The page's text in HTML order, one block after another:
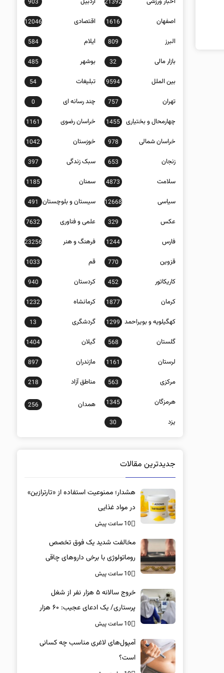
21392
903
اصفهان 1616 اقتصادی 12046
البرز 809 ایلام 584
بازار مالی 32 بوشهر 485
بین الملل 9594 تبلیغات 54
تهران 757 چند رسانه ای 0
چهارمحال و بختیاری 1455 خراسان رضوی 1161
خراسان شمالی 978 خوزستان 1042
زنجان 653 سبک زندگی 397
سلامت 4873 سمنان 1185
سیاسی 12668 سیستان و بلوچستان 491
عکس 329 علمی و فناوری 7632
فارس 1244 فرهنگ و هنر 23256
قزوین 770 قم 1033
کاریکاتور 452 کردستان 940
کرمان 1877 کرمانشاه 1232
کهگیلویه و بویراحمد 1299 گردشگری 13
گلستان 568 گیلان 1404
لرستان 1161 مازندران 897
مرکزی 563 مناطق آزاد 218
هرمزگان 1345 همدان 256
یزد 30
جدیدترین مقالات
هشدار؛ ممنوعیت استفاده از «تارترازین»
در مواد غذایی
10 ساعت پیش
مخالفت شدید یک فوق تخصص
روماتولوژی با برخی داروهای چاقی
10 ساعت پیش
خروج سالانه ۵ هزار نفر از شغل
پرستاری/ یک ادعای عجیب: ۶۰ هزار
پرستار خانه‌نشین شدند؟
10 ساعت پیش
آمپول‌های لاغری مناسب چه کسانی
است؟